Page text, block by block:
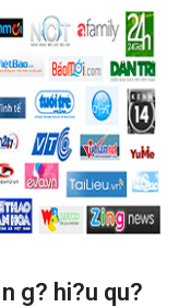
g? hi?u qu?